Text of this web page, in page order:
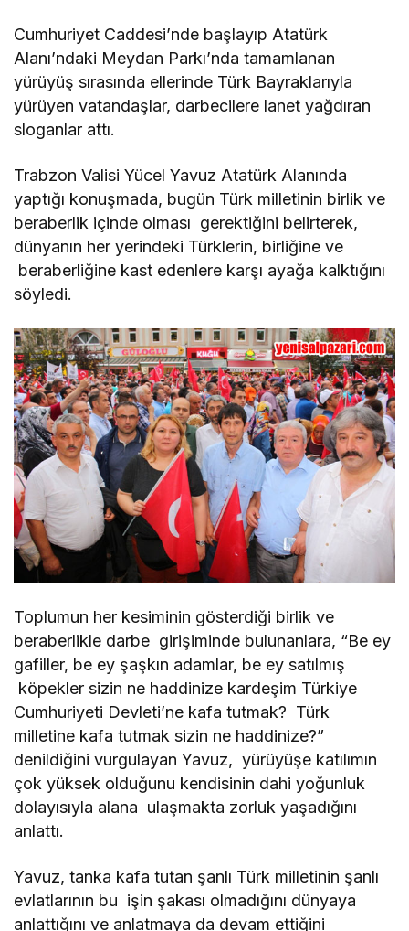
Cumhuriyet Caddesi’nde başlayıp Atatürk
Alanı’ndaki Meydan Parkı’nda tamamlanan
yürüyüş sırasında ellerinde Türk Bayraklarıyla
yürüyen vatandaşlar, darbecilere lanet yağdıran
sloganlar attı.
Trabzon Valisi Yücel Yavuz Atatürk Alanında
yaptığı konuşmada, bugün Türk milletinin birlik ve
beraberlik içinde olması gerektiğini belirterek,
dünyanın her yerindeki Türklerin, birliğine ve
beraberliğine kast edenlere karşı ayağa kalktığını
söyledi.
Toplumun her kesiminin gösterdiği birlik ve
beraberlikle darbe girişiminde bulunanlara, “Be ey
gafiller, be ey şaşkın adamlar, be ey satılmış
köpekler sizin ne haddinize kardeşim Türkiye
Cumhuriyeti Devleti’ne kafa tutmak? Türk
milletine kafa tutmak sizin ne haddinize?”
denildiğini vurgulayan Yavuz, yürüyüşe katılımın
çok yüksek olduğunu kendisinin dahi yoğunluk
dolayısıyla alana ulaşmakta zorluk yaşadığını
anlattı.
Yavuz, tanka kafa tutan şanlı Türk milletinin şanlı
evlatlarının bu işin şakası olmadığını dünyaya
anlattığını ve anlatmaya da devam ettiğini